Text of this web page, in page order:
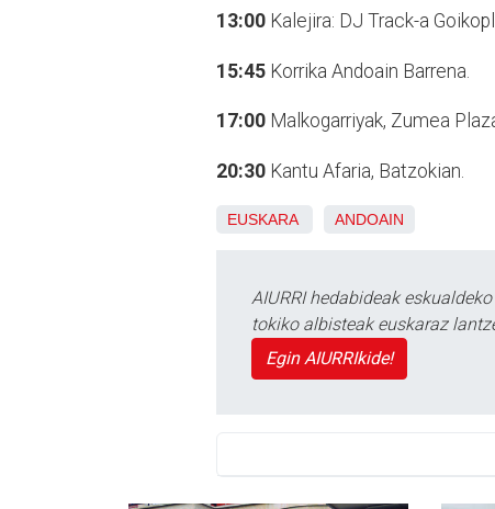
13:00 Kalejira: DJ Track-a
15:45 Korrika Andoain Barrena.
17:00 Malkogarriyak, Zumea
20:30 Kantu Afaria, Batzokian.
EUSKARA ANDOAIN
AIURRI hedabideak
tokiko albisteak euskaraz
Egin AIURRIkide!